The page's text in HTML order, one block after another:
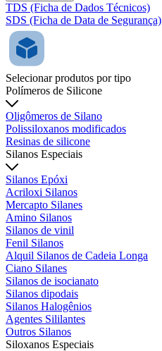
TDS (Ficha de Dados Técnicos)
SDS (Ficha de Data de Segurança)
Selecionar produtos por tipo
Polímeros de Silicone
Oligômeros de Silano
Polissiloxanos modificados
Resinas de silicone
Silanos Especiais
Silanos Epóxi
Acriloxi Silanos
Mercapto Silanes
Amino Silanos
Silanos de vinil
Fenil Silanos
Alquil Silanos de Cadeia Longa
Ciano Silanes
Silanos de isocianato
Silanos dipodais
Silanos Halogênios
Agentes Sililantes
Outros Silanos
Siloxanos Especiais